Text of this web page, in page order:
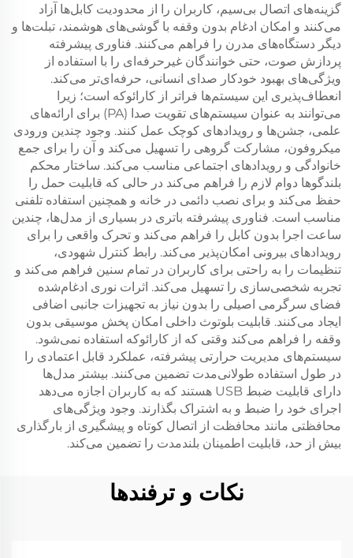
گزینه‌های اتصال بی‌سیم، کاربران را از محدودیت کابل‌ها آزاد
می‌کنند و امکان ادغام بدون وقفه با گوشی‌های هوشمند، تبلت‌ها و
دیگر دستگاه‌های مدرن را فراهم می‌کنند. فناوری پیشرفته
پردازش صوت، حتی خوانندگان غیرحرفه‌ای را با استفاده از
ویژگی‌های بهبود خودکار صدای انسانی، حرفه‌ای‌تر می‌کند.
انعطاف‌پذیری این سیستم‌ها فراتر از کارائوکه است؛ زیرا
می‌توانند به عنوان سیستم‌های تقویت صدا (PA) برای ارائه‌های
علمی، جشن‌ها و رویدادهای کوچک عمل کنند. وجود چندین ورودی
میکروفون، مشارکت گروهی را تسهیل می‌کند و آن را برای جمع
خانوادگی و رویدادهای اجتماعی مناسب می‌کند. ساختار محکم
بلندگوها دوام لازم را فراهم می‌کند در حالی که قابلیت حمل را
حفظ می‌کند و برای نصب دائمی در خانه و همچنین استفاده تلفنی
مناسب است. فناوری پیشرفته باتری در بسیاری از مدل‌ها، چندین
ساعت اجرا بدون کابل را فراهم می‌کند و تحرک واقعی را برای
رویدادهای بیرونی امکان‌پذیر می‌کند. رابط کنترل شهودی،
تنظیمات را به راحتی برای کاربران در تمام سنین فراهم می‌کند و
تجربه شخصی‌سازی را تسهیل می‌کند. اثرات نوری ادغام‌شده
فضای سرگرمی اصیلی را بدون نیاز به تجهیزات جانبی اضافی
ایجاد می‌کنند. قابلیت بلوتوث داخلی امکان پخش موسیقی بدون
وقفه را فراهم می‌کند وقتی که از کارائوکه استفاده نمی‌شود.
سیستم‌های مدیریت حرارتی پیشرفته، عملکرد قابل اعتمادی را
در طول استفاده طولانی‌مدت تضمین می‌کنند. بیشتر مدل‌ها
دارای قابلیت ضبط USB هستند که به کاربران اجازه می‌دهد
اجرای خود را ضبط و به اشتراک بگذارند. وجود ویژگی‌های
محافظتی مانند محافظت از اتصال کوتاه و پیشگیری از بارگذاری
بیش از حد، قابلیت اطمینان بلندمدت را تضمین می‌کند.
نکات و ترفندها